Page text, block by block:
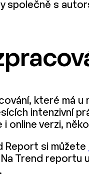
s
které má u
intenzivní
i online verzi,
Report si můžete
Na Trend